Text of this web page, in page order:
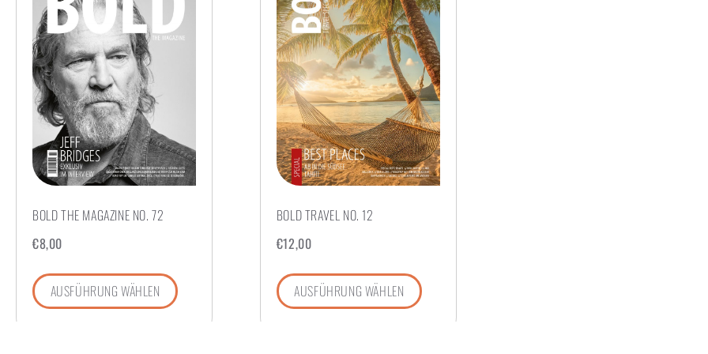
BOLD THE MAGAZINE NO. 72
€8,00
AUSFÜHRUNG WÄHLEN
BOLD TRAVEL NO. 12
€12,00
AUSFÜHRUNG WÄHLEN